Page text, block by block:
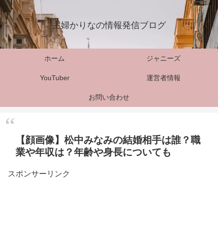
主婦かりなの情報発信ブログ
ホーム ジャニーズ
YouTuber 運営者情報
お問い合わせ
【顔画像】松中みなみの結婚相手は誰？職
業や年収は？年齢や身長についても
スポンサーリンク